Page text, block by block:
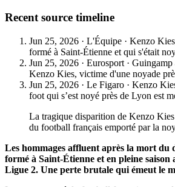
Recent source timeline
Jun 25, 2026 · L'Équipe · Kenzo
formé à Saint-Étienne et qui s'était
Jun 25, 2026 · Eurosport · Guingamp
Kenzo Kies, victime d'une noyade
Jun 25, 2026 · Le Figaro · Kenzo
foot qui s’est noyé près de Lyon est
La tragique disparition de Kenzo
du football français emporté par la
Les hommages affluent après la mort du
formé à Saint-Étienne et en pleine saison
Ligue 2. Une perte brutale qui émeut le